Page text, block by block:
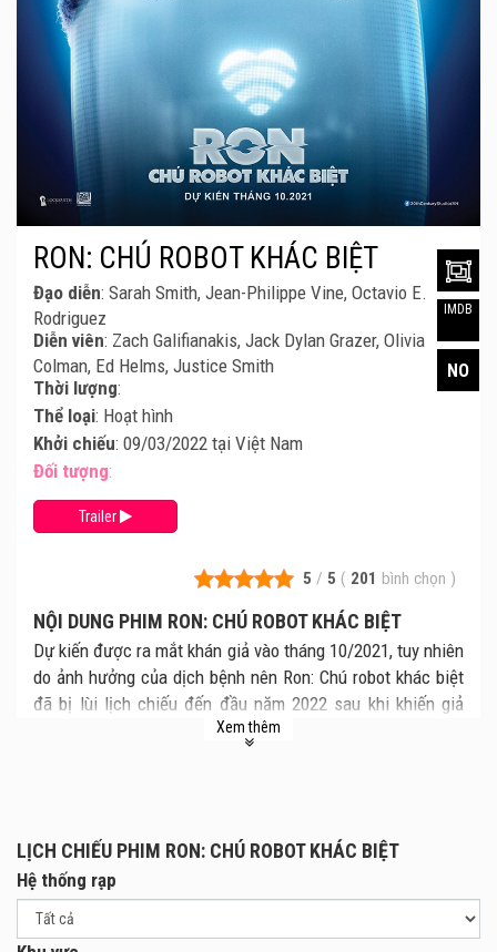
5 / 5 ( 201 bình chọn )
NỘI DUNG PHIM RON: CHÚ ROBOT KHÁC BIỆT
Dự kiến được ra mắt khán giả vào tháng 10/2021, tuy nhiên
do ảnh hưởng của dịch bệnh nên Ron: Chú robot khác biệt
đã bị lùi lịch chiếu đến đầu năm 2022 sau khi khiến giả
đứng ngồi không yên bởi trailer phim hết sức đáng yêu.
ngày mong ngóng, cuối cùng Barney đã được cha và bà nội
tặng một chú robot. Tuy nhiên, do một chút sai sót khi mua
hàng nên chú robot của Barney đã bị lỗi và sinh ra vô số
hành động kỳ quặc, khác hẳn với những “đồng nghiệp”
Xem thêm
RON: CHÚ ROBOT KHÁC BIỆT
Đạo diễn: Sarah Smith, Jean-Philippe Vine, Octavio E.
Rodriguez
Diễn viên: Zach Galifianakis, Jack Dylan Grazer, Olivia
Colman, Ed Helms, Justice Smith
Thời lượng:
Thể loại: Hoạt hình
Khởi chiếu: 09/03/2022 tại Việt Nam
Đối tượng:
Trailer
IMDB
NO
LỊCH CHIẾU PHIM RON: CHÚ ROBOT KHÁC BIỆT
Hệ thống rạp